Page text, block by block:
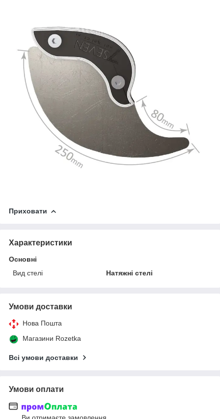
Приховати
Характеристики
Основні
Вид стелі
Натяжні стелі
Умови доставки
Нова Пошта
Магазини Rozetka
Всі умови доставки
Умови оплати